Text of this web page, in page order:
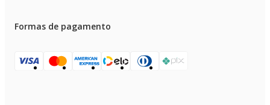
Formas de pagamento